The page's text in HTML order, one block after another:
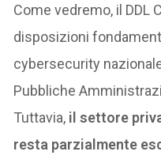
Come vedremo, il DDL
disposizioni
cybersecurity
Pubbliche
Tuttavia, il settore
resta parzialmente